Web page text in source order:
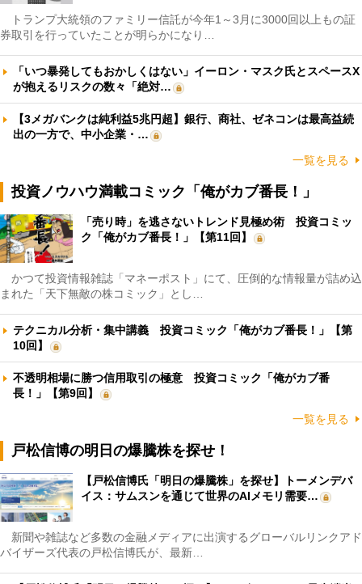
トランプ大統領のファミリー信託が今年1～3月に3000回以上もの証
券取引を行っていたことが明らかになり…
「いつ暴発してもおかしくはない」イーロン・マスク氏とスペースX
が抱えるリスクの数々「絶対…
【3メガバンクは純利益5兆円超】銀行、商社、ゼネコンは最高益続
出の一方で、中小企業・…
一覧を見る
投資ノウハウ満載コミック「俺がカブ番長！」
「売り時」を逃さないトレンド見極め術 投資コミッ
ク「俺がカブ番長！」【第11回】
かつて投資情報雑誌「マネーポスト」にて、圧倒的な情報量が詰め込
まれた「天下無敵の株コミック」とし…
テクニカル分析・集中講義 投資コミック「俺がカブ番長！」【第
10回】
不透明相場に勝つ信用取引の極意 投資コミック「俺がカブ番
長！」【第9回】
一覧を見る
戸松信博の明日の爆騰株を探せ！
【戸松信博氏「明日の爆騰株」を探せ】トーメンデバ
イス：サムスンを通じて世界のAIメモリ需要…
新聞や雑誌など多数の金融メディアに出演するグローバルリンクアド
バイザーズ代表の戸松信博氏が、最新…